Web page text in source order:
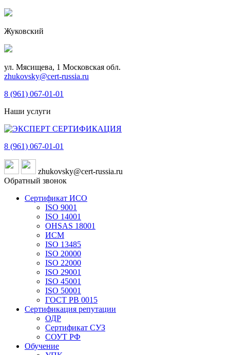
Жуковский
ул. Мясищева, 1 Московская обл.
zhukovsky@cert-russia.ru
8 (961) 067-01-01
Наши услуги
8 (961) 067-01-01
zhukovsky@cert-russia.ru
Обратный звонок
Сертификат ИСО
ISO 9001
ISO 14001
OHSAS 18001
ИСМ
ISO 13485
ISO 20000
ISO 22000
ISO 29001
ISO 45001
ISO 50001
ГОСТ РВ 0015
Сертификация репутации
ОДР
Сертификат СУЗ
СОУТ РФ
Обучение